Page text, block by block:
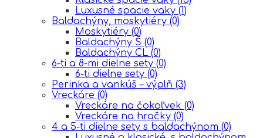
Luxusné spacie vaky (1)
Baldachýny, moskytiéry (0)
Moskytiéry (0)
Baldachýny Š (0)
Baldachýny CL (0)
6-ti a 8-mi dielne sety (0)
6-ti dielne sety (0)
Perinka a vankúš – výplň (3)
Vreckáre (0)
Vreckáre na čokoľvek (0)
Vreckáre na hračky (0)
4 a 5-ti dielne sety s baldachýnom (0)